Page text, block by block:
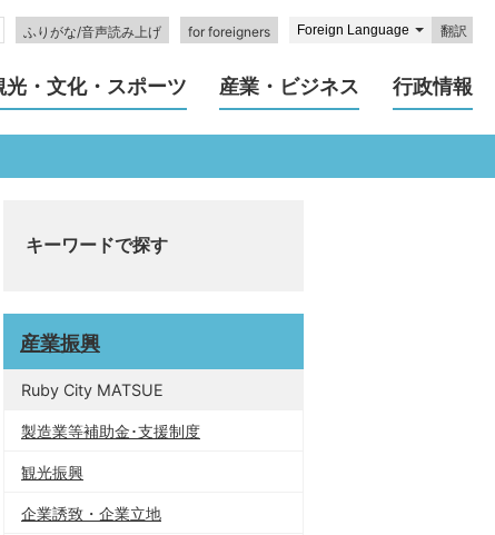
ふりがな/音声読み上げ for foreigners 翻訳
光・文化・スポーツ 産業・ビジネス 行政情報
キーワードで探す
産業振興
Ruby City MATSUE
製造業等補助金･支援制度
観光振興
企業誘致・企業立地